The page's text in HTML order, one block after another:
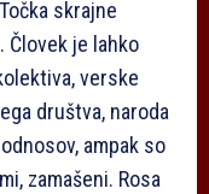
skrajne
je lahko
verske
društva, naroda
ampak so
zamašeni. Rosa